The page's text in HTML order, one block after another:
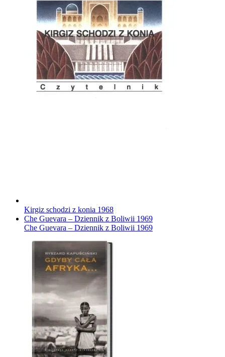
Kirgiz schodzi z konia 1968
Che Guevara – Dziennik z Boliwii 1969
Che Guevara – Dziennik z Boliwii 1969